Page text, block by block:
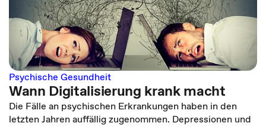
Psychische Gesundheit
Wann Digitalisierung krank macht
Die Fälle an psychischen Erkrankungen haben in den
letzten Jahren auffällig zugenommen. Depressionen und